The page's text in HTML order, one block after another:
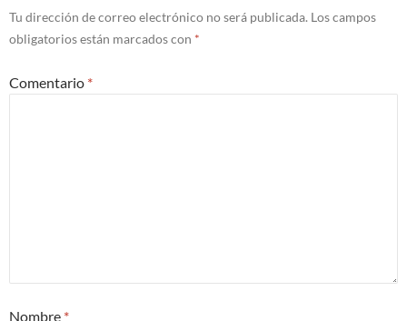
Tu dirección de correo electrónico no será publicada. Los campos
obligatorios están marcados con *
Comentario *
Nombre *